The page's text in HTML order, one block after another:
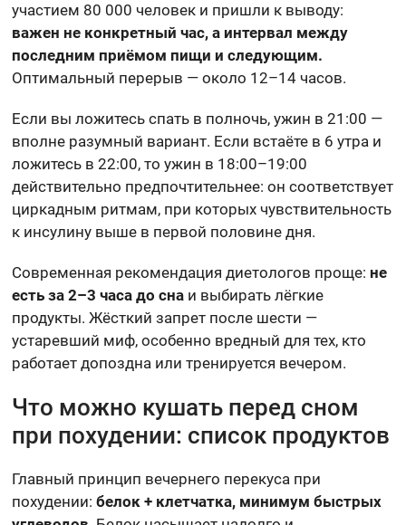
участием 80 000 человек и пришли к выводу:
важен не конкретный час, а интервал между
последним приёмом пищи и следующим.
Оптимальный перерыв — около 12–14 часов.
Если вы ложитесь спать в полночь, ужин в 21:00 —
вполне разумный вариант. Если встаёте в 6 утра и
ложитесь в 22:00, то ужин в 18:00–19:00
действительно предпочтительнее: он соответствует
циркадным ритмам, при которых чувствительность
к инсулину выше в первой половине дня.
Современная рекомендация диетологов проще: не
есть за 2–3 часа до сна и выбирать лёгкие
продукты. Жёсткий запрет после шести —
устаревший миф, особенно вредный для тех, кто
работает допоздна или тренируется вечером.
Что можно кушать перед сном
при похудении: список продуктов
Главный принцип вечернего перекуса при
похудении:белок + клетчатка, минимум быстрых